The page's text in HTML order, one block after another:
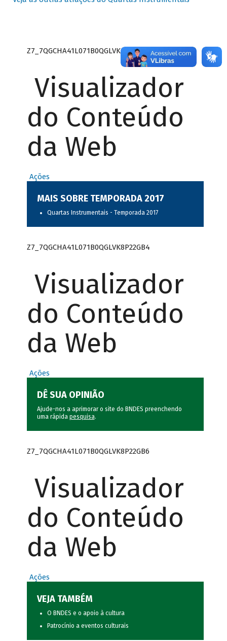
Z7_7QGCHA41L071B0QGLVK8P22GJ7
Visualizador
do Conteúdo
da Web
Ações
MAIS SOBRE TEMPORADA 2017
Quartas Instrumentais - Temporada 2017
Z7_7QGCHA41L071B0QGLVK8P22GB4
Visualizador
do Conteúdo
da Web
Ações
DÊ SUA OPINIÃO
Ajude-nos a aprimorar o site do BNDES preenchendo
uma rápida pesquisa.
Z7_7QGCHA41L071B0QGLVK8P22GB6
Visualizador
do Conteúdo
da Web
Ações
VEJA TAMBÉM
O BNDES e o apoio à cultura
Patrocínio a eventos culturais